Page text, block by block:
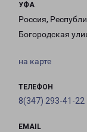
УФА
Россия,
Богородская
на карте
ТЕЛЕФОН
8(347) 293-41-22
EMAIL